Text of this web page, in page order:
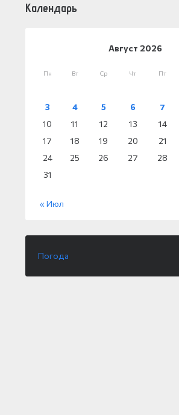
Календарь
Август 2026
Пн Вт Ср Чт Пт
3
4 5 6 7
10
11 12 13 14
17
18 19 20 21
24
25 26 27 28
31
« Июл
Погода